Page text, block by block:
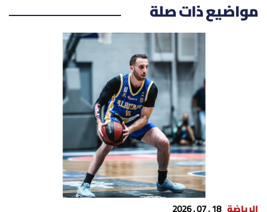
مواضيع ذات صلة